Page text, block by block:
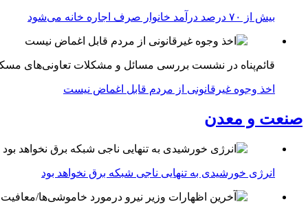
بیش از ۷۰ درصد درآمد خانوار صرف اجاره خانه می‌شود
قائم‌پناه در نشست بررسی مسائل و مشکلات تعاونی‌های
اخذ وجوه غیرقانونی از مردم قابل اغماض نیست
صنعت و معدن
انرژی خورشیدی به تنهایی ناجی شبکه برق نخواهد بود